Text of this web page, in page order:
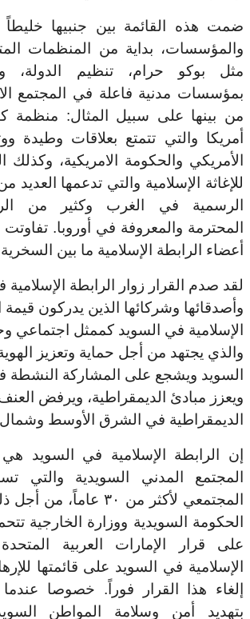
ضمت هذه القائمة بين جنبيها
والمؤسسات، بداية من المنظمات
مثل بوكو حرام، تنظيم الدولة،
بمؤسسات مدنية فاعلة في المجتمع
من بينها على سبيل المثال: منظمة
أمريكا والتي تتمتع بعلاقات وطيدة
الأمريكي والحكومة الامريكية، وكذلك
للإغاثة الإسلامية والتي تدعمها العديد
الرسمية في الغرب وكثير من
المحترمة والمعروفة في أوروبا.
أعضاء الرابطة الإسلامية ما بين
لقد صدم القرار زوار الرابطة
وأصدقائها وشركائها الذين يدركون قيمة
الإسلامية في السويد كممثل اجتماعي
والذي يجتهد من أجل حماية وتعزيز
السويد ويشجع على المشاركة النشطة
ويعزز مبادئ الديمقراطية، ويرفض
الديمقراطية في الشرق الأوسط وشمال
إن الرابطة الإسلامية في السويد
المجتمع المدني السويدية والتي
المجتمعي لأكثر من ٣٠
الحكومة السويدية ووزارة الخارجية
على قرار الإمارات العربية
الإسلامية في السويد على قائمتها
إلغاء هذا القرار فوراً. خصوصا
بتهديد أمن وسلامة المواطن